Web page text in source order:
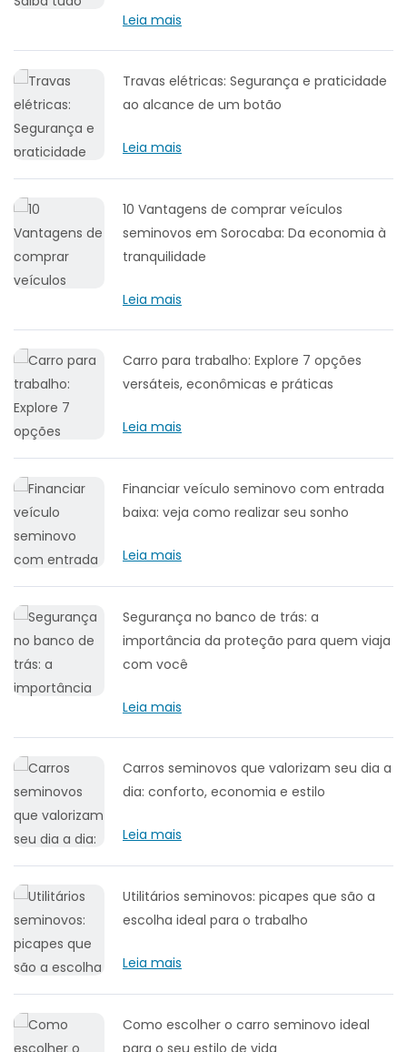
Leia mais
Travas elétricas: Segurança e praticidade
ao alcance de um botão
Leia mais
10 Vantagens de comprar veículos
seminovos em Sorocaba: Da economia à
tranquilidade
Leia mais
Carro para trabalho: Explore 7 opções
versáteis, econômicas e práticas
Leia mais
Financiar veículo seminovo com entrada
baixa: veja como realizar seu sonho
Leia mais
Segurança no banco de trás: a
importância da proteção para quem viaja
com você
Leia mais
Carros seminovos que valorizam seu dia a
dia: conforto, economia e estilo
Leia mais
Utilitários seminovos: picapes que são a
escolha ideal para o trabalho
Leia mais
Como escolher o carro seminovo ideal
para o seu estilo de vida